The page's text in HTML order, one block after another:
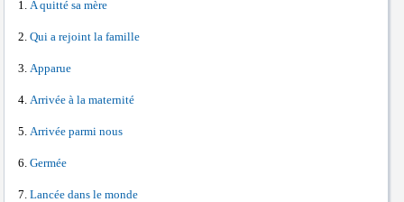
A quitté sa mère
Qui a rejoint la famille
Apparue
Arrivée à la maternité
Arrivée parmi nous
Germée
Lancée dans le monde